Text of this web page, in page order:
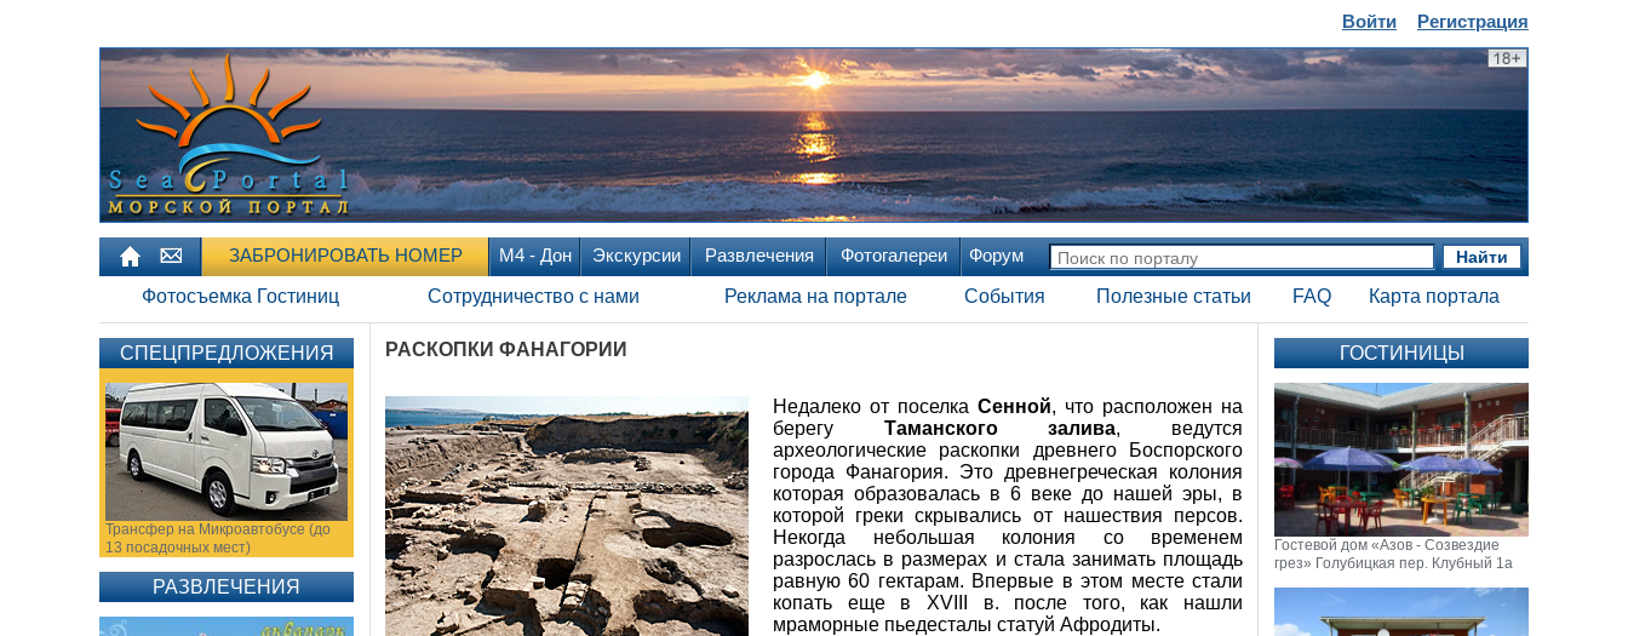
Регистрация
Войти
ЗАБРОНИРОВАТЬ НОМЕР М4 - Дон Экскурсии Развлечения Фотогалереи Форум Найти
Фотосъемка Гостиниц Сотрудничество с нами Реклама на портале События Полезные статьи FAQ Карта портала
СПЕЦПРЕДЛОЖЕНИЯ
Трансфер на Микроавтобусе (до
13 посадочных мест)
РАЗВЛЕЧЕНИЯ
РАСКОПКИ ФАНАГОРИИ
Недалеко от поселка Сенной, что расположен на
берегу Таманского залива, ведутся
археологические раскопки древнего Боспорского
города Фанагория. Это древнегреческая колония
которая образовалась в 6 веке до нашей эры, в
которой греки скрывались от нашествия персов.
Некогда небольшая колония со временем
разрослась в размерах и стала занимать площадь
равную 60 гектарам. Впервые в этом месте стали
копать еще в XVIII в. после того, как нашли
мраморные пьедесталы статуй Афродиты.
ГОСТИНИЦЫ
Гостевой дом «Азов - Созвездие
грез» Голубицкая пер. Клубный 1а